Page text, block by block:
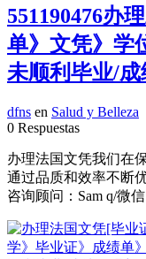
551190476办
单》文凭》学
未顺利毕业/
dfns en Salud y Belleza
0 Respuestas
办理法国文凭我们在
通过品质和效率不断
咨询顾问：Sam q/微信